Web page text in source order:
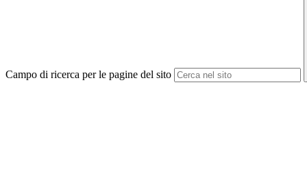
Campo di ricerca per le pagine del sito